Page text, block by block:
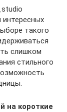
такого
слишком
стильного
на короткие